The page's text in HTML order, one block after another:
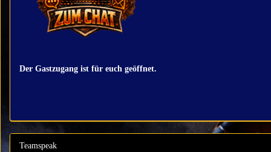
Der Gastzugang ist für euch geöffnet.
Teamspeak